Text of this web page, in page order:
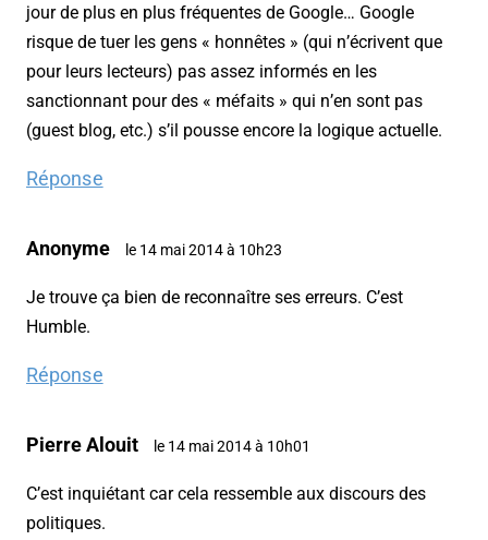
jour de plus en plus fréquentes de Google… Google
risque de tuer les gens « honnêtes » (qui n’écrivent que
pour leurs lecteurs) pas assez informés en les
sanctionnant pour des « méfaits » qui n’en sont pas
(guest blog, etc.) s’il pousse encore la logique actuelle.
Réponse
Anonyme le 14 mai 2014 à 10h23
Je trouve ça bien de reconnaître ses erreurs. C’est
Humble.
Réponse
Pierre Alouit le 14 mai 2014 à 10h01
C’est inquiétant car cela ressemble aux discours des
politiques.